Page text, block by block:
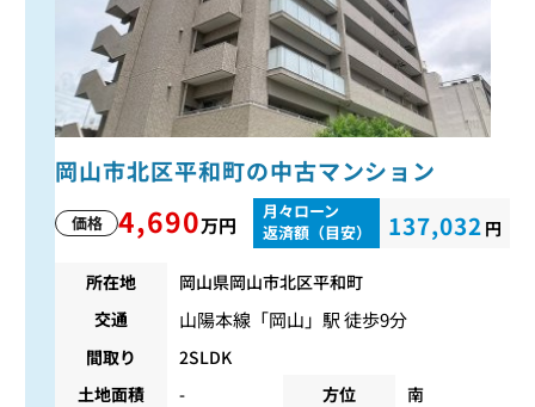
岡山市北区平和町の中古マンション
価格 4,690万円
月々ローン
返済額（目安）
137,032 円
所在地
岡山県岡山市北区平和町
交通
山陽本線 「岡山 」駅 徒歩9分
間取り
2SLDK
土地面積
- 方位
南